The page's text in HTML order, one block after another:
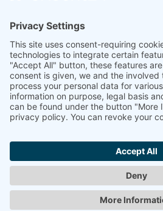
zu
sanktionierten
Sektoren
oder
gelisteten
Personen/Firmen
haben.
Datenschutz
Buchungsanfrage|EU